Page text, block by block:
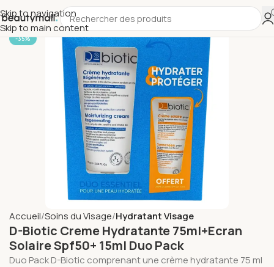
Skip to navigation
Skip to main content
-35%
Accueil Soins du Visage Hydratant Visage
D-Biotic Creme Hydratante 75ml+Ecran
Solaire Spf50+ 15ml Duo Pack
Duo Pack D-Biotic comprenant une crème hydratante 75 ml